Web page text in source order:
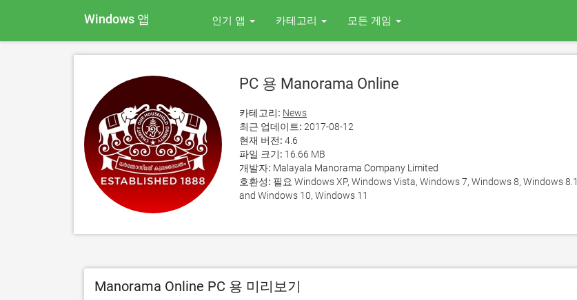
Windows 앱 인기 앱 카테고리 모든 게임
PC 용 Manorama Online
카테고리: News
최근 업데이트: 2017-08-12
현재 버전: 4.6
파일 크기: 16.66 MB
개발자: Malayala Manorama Company Limited
호환성: 필요 Windows XP, Windows Vista, Windows 7, Windows 8, Windows 8.1
and Windows 10, Windows 11
Manorama Online PC 용 미리보기